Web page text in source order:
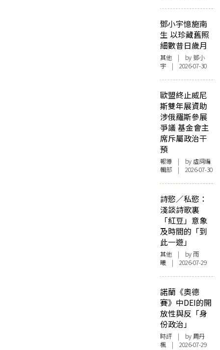
鄧小宇憶施南
生 以珍藏舊照
細數昔日歲月
其他 | by 鄧小
宇 | 2026-07-30
歐盟終止威尼
斯雙年展資助
涉俄羅斯參展
爭議 基金會主
席斥屬政治干
預
報導 | by 虛詞編
輯部 | 2026-07-30
詩慾／私慾：
淺談詩歌裏
「紅豆」意象
及時間的「到
此一遊」
其他 | by 雨
曦 | 2026-07-29
諾蘭《奧德
賽》中DEI的開
放性與反「身
份政治」
時評 | by周丹
楓 | 2026-07-29